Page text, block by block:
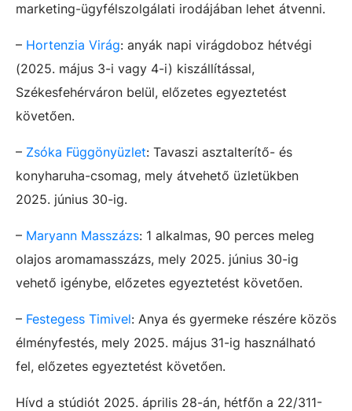
marketing-ügyfélszolgálati irodájában lehet átvenni.
– Hortenzia Virág: anyák napi virágdoboz hétvégi
(2025. május 3-i vagy 4-i) kiszállítással,
Székesfehérváron belül, előzetes egyeztetést
követően.
– Zsóka Függönyüzlet: Tavaszi asztalterítő- és
konyharuha-csomag, mely átvehető üzletükben
2025. június 30-ig.
– Maryann Masszázs: 1 alkalmas, 90 perces meleg
olajos aromamasszázs, mely 2025. június 30-ig
vehető igénybe, előzetes egyeztetést követően.
– Festegess Timivel: Anya és gyermeke részére közös
élményfestés, mely 2025. május 31-ig használható
fel, előzetes egyeztetést követően.
Hívd a stúdiót 2025. április 28-án, hétfőn a 22/311-